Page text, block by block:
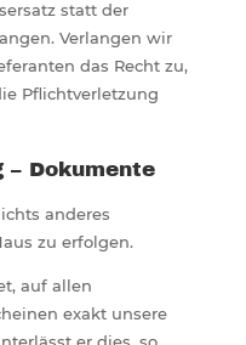
statt der
Verlangen wir
das Recht zu,
Pflichtverletzung
– Dokumente
anderes
zu erfolgen.
auf allen
exakt unsere